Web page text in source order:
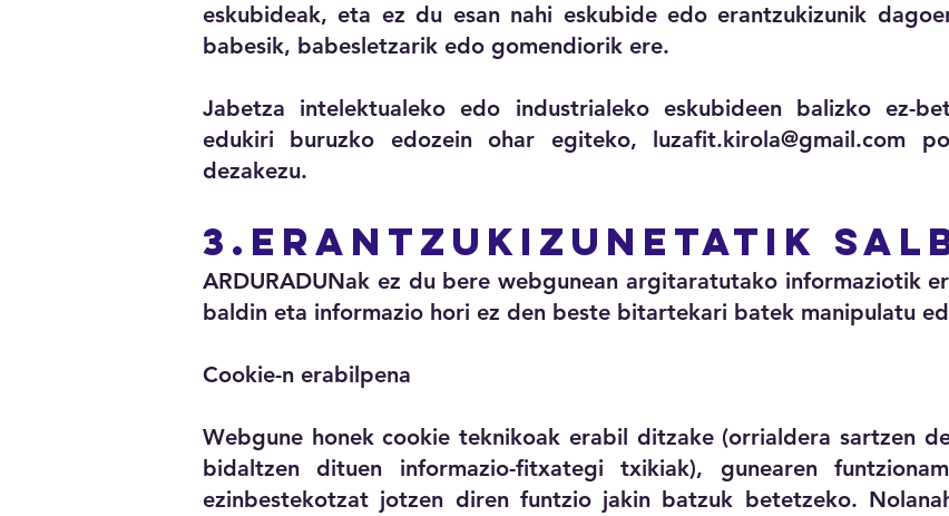
eskubideak, eta ez du esan nahi eskubide edo erantzukizunik
babesik, babesletzarik edo gomendiorik ere.
Jabetza intelektualeko edo industrialeko eskubideen balizko ez-
edukiri buruzko edozein ohar egiteko, luzafit.kirola@gmail.com
dezakezu.
3.Erantzukizunetatik
ARDURADUNak ez du bere webgunean argitaratutako informaziotik
baldin eta informazio hori ez den beste bitartekari batek manipulatu
Cookie-n erabilpena
Webgune honek cookie teknikoak erabil ditzake (orrialdera sartzen
bidaltzen dituen informazio-fitxategi txikiak), gunearen
ezinbestekotzat jotzen diren funtzio jakin batzuk betetzeko.